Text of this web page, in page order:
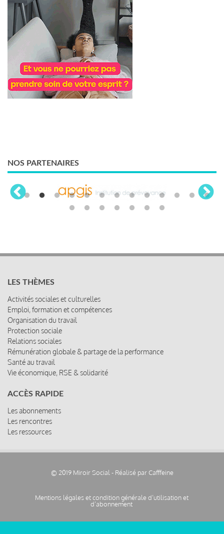
NOS PARTENAIRES
LES THÈMES
Activités sociales et culturelles
Emploi, formation et compétences
Organisation du travail
Protection sociale
Relations sociales
Rémunération globale & partage de la performance
Santé au travail
Vie économique, RSE & solidarité
ACCÈS RAPIDE
Les abonnements
Les rencontres
Les ressources
© 2019 Miroir Social - Réalisé par Cafffeine
Mentions légales et condition générale d’utilisation et
d’abonnement